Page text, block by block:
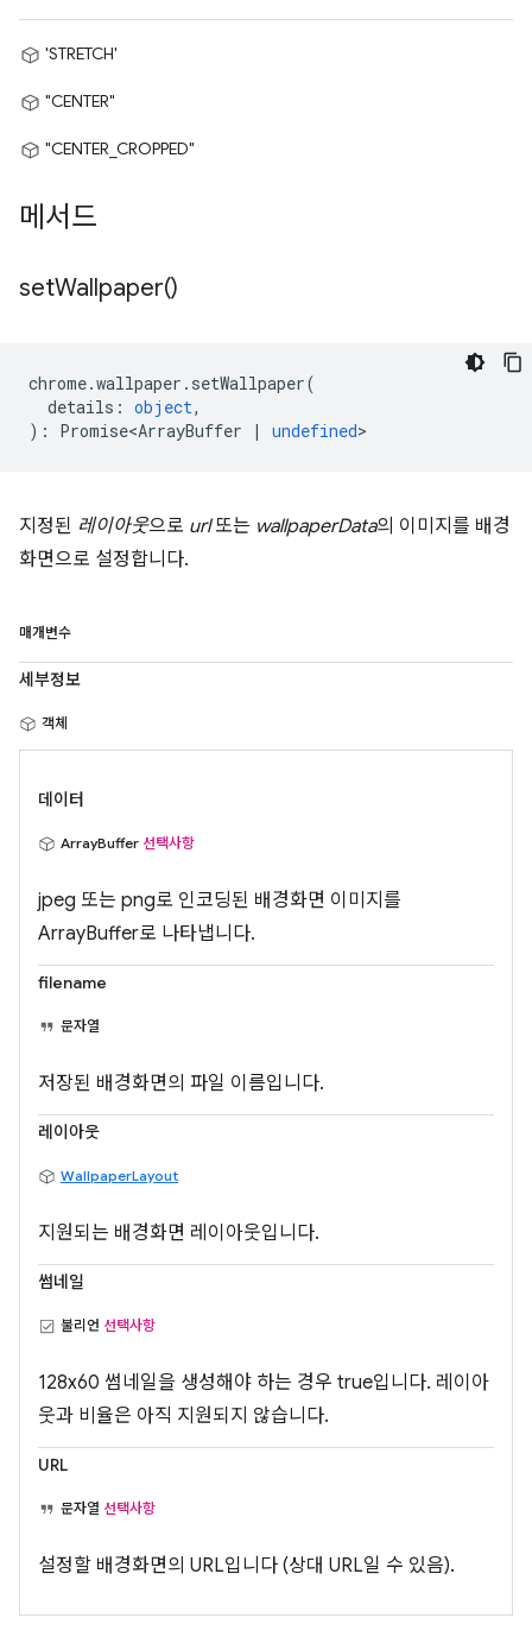
'STRETCH'
"CENTER"
"CENTER_CROPPED"
메서드
setWallpaper()
chrome.wallpaper . setWallpaper(
details : object,
) : Promise<ArrayBuffer | undefined>
지정된 레이아웃으로 url또는 wallpaperData의 이미지를 배경
화면으로 설정합니다.
매개변수
세부정보
객체
데이터
ArrayBuffer 선택사항
jpeg 또는 png로 인코딩된 배경화면 이미지를
ArrayBuffer로 나타냅니다.
filename
문자열
저장된 배경화면의 파일 이름입니다.
레이아웃
WallpaperLayout
지원되는 배경화면 레이아웃입니다.
썸네일
불리언 선택사항
128x60 썸네일을 생성해야 하는 경우 true입니다. 레이아
웃과 비율은 아직 지원되지 않습니다.
URL
문자열 선택사항
설정할 배경화면의 URL입니다 (상대 URL일 수 있음).